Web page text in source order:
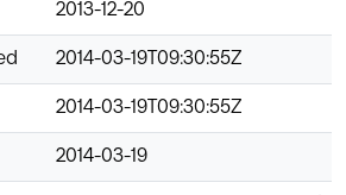
2013-12-20
2014-03-19T09:30:55Z
2014-03-19T09:30:55Z
2014-03-19